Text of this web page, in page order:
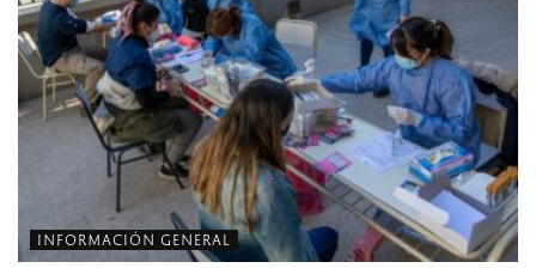
INFORMACIÓN GENERAL